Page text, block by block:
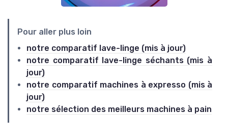
Pour aller plus loin
notre comparatif lave-linge (mis à jour)
notre comparatif lave-linge séchants (mis à
jour)
notre comparatif machines à expresso (mis à
jour)
notre sélection des meilleurs machines à pain